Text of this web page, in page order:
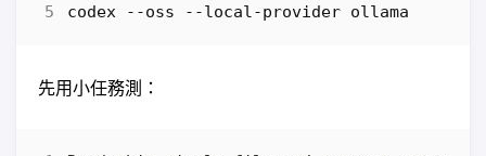
codex
- -oss - -local-provider ollama
先用小任務測：